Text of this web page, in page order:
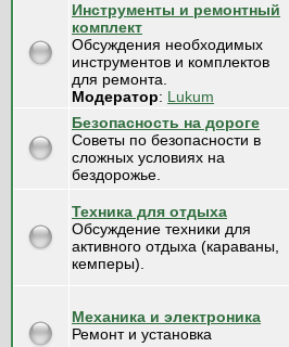
Инструменты и ремонтный
комплект
Обсуждения необходимых
инструментов и комплектов
для ремонта.
Модератор: Lukum
Безопасность на дороге
Советы по безопасности в
сложных условиях на
бездорожье.
Техника для отдыха
Обсуждение техники для
активного отдыха (караваны,
кемперы).
Механика и электроника
Ремонт и установка